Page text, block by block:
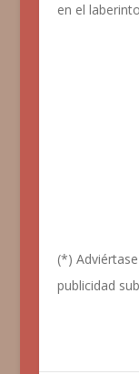
en el
(*)
publicidad